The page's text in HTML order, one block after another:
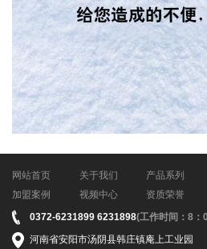
网站首页 关于我们 产品系列
加盟案例
视频中心 资质荣誉
0372-6231899 6231898(工作时间：8：
河南省安阳市汤阴县韩庄镇庵上工业园